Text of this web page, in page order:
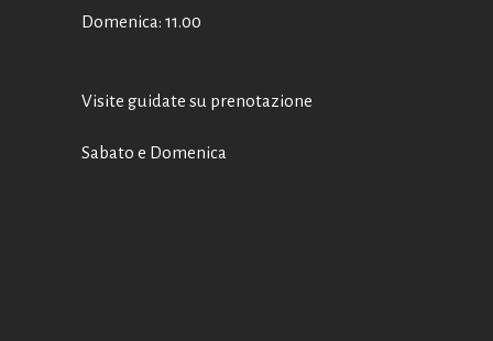
Domenica: 11.00
Visite guidate su prenotazione
Sabato e Domenica